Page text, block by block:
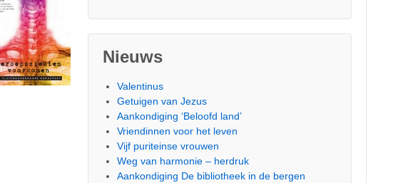
Nieuws
Valentinus
Getuigen van Jezus
Aankondiging ‘Beloofd land’
Vriendinnen voor het leven
Vijf puriteinse vrouwen
Weg van harmonie – herdruk
Aankondiging De bibliotheek in de bergen